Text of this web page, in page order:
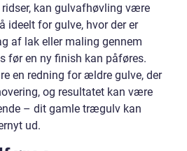
kan gulvafhøvling være
ideelt for gulve, hvor der er
af lak eller maling gennem
før en ny finish kan påføres.
en redning for ældre gulve, der
og resultatet kan være
– dit gamle trægulv kan
ud.